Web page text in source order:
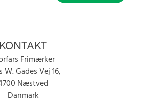
KONTAKT
Frimærker
W. Gades Vej 16,
Næstved
Danmark